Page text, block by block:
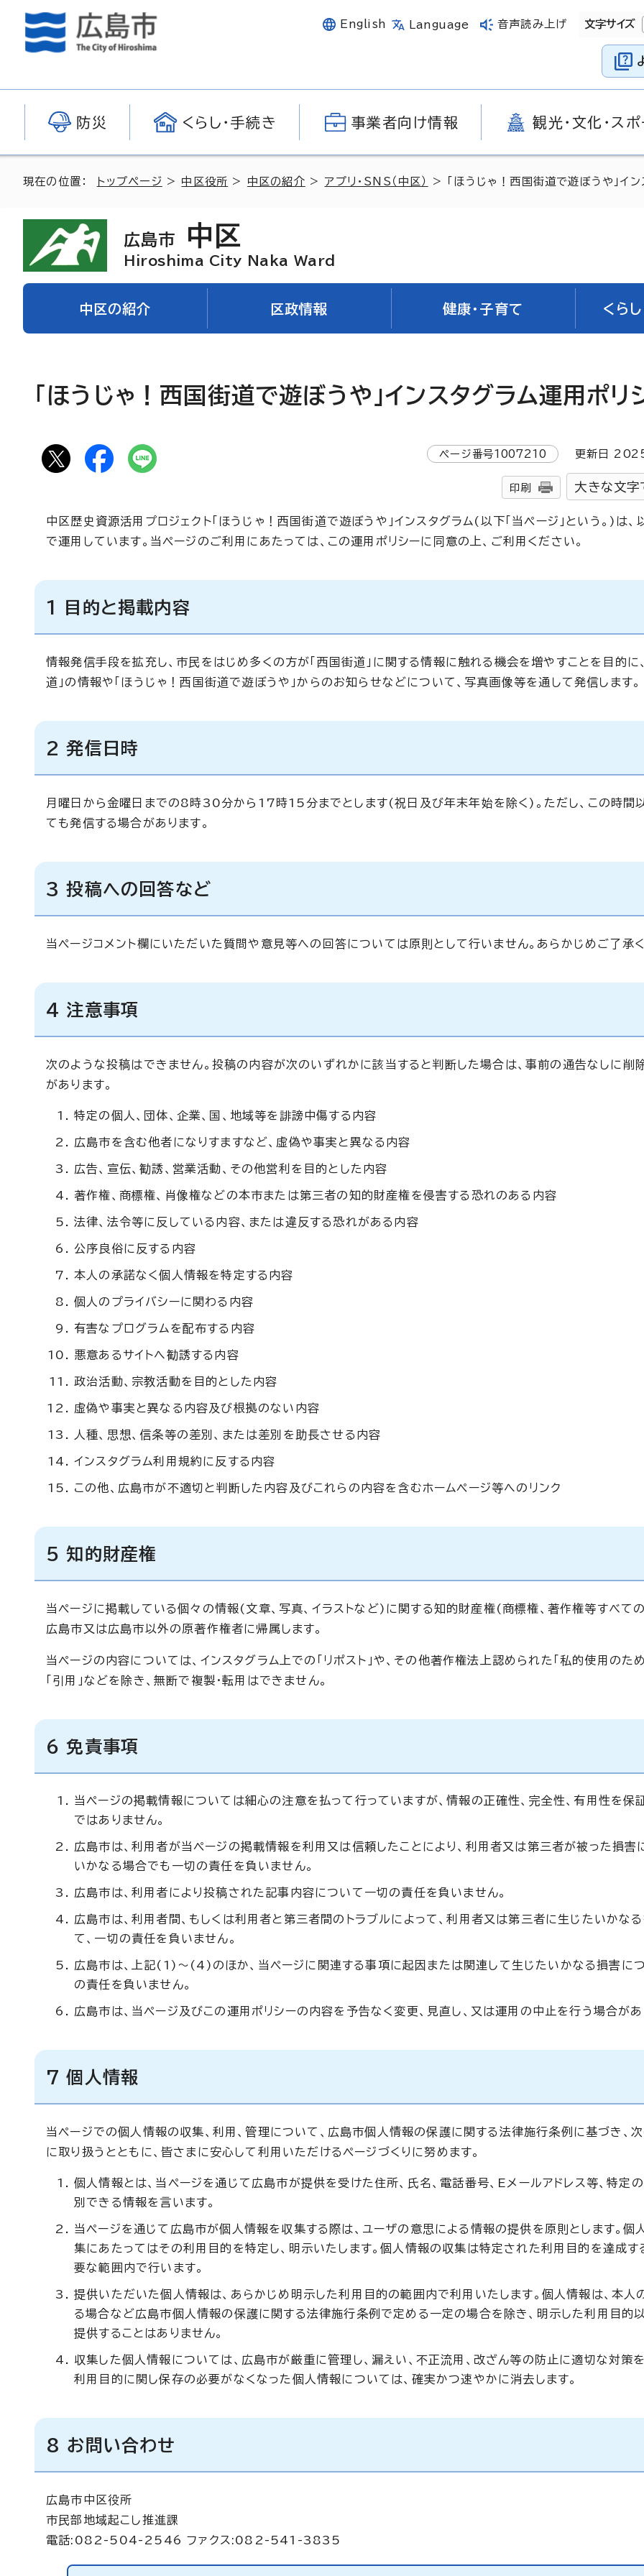
English Language 音声読み上げ 文字サイズ
防災 くらし・手続き 事業者向け情報 観光・文化・ス
現在の位置： トップページ > 中区役所 > 中区の紹介 > アプリ・SNS（中区） > 「ほうじゃ！西国街道で遊ぼうや」イ
広島市 中区
Hiroshima City Naka Ward
中区の紹介 区政情報 健康・子育て くら
「ほうじゃ！西国街道で遊ぼうや」インスタグラム運用ポリ
ページ番号1007210 更新日
印刷 大きな文字
中区歴史資源活用プロジェクト「ほうじゃ！西国街道で遊ぼうや」インスタグラム(以下「当ページ」という。)は、
で運用しています。当ページのご利用にあたっては、この運用ポリシーに同意の上、ご利用ください。
1 目的と掲載内容
情報発信手段を拡充し、市民をはじめ多くの方が「西国街道」に関する情報に触れる機会を増やすことを目的に
道」の情報や「ほうじゃ！西国街道で遊ぼうや」からのお知らせなどについて、写真画像等を通して発信します。
2 発信日時
月曜日から金曜日までの8時30分から17時15分までとします(祝日及び年末年始を除く)。ただし、この時間
ても発信する場合があります。
3 投稿への回答など
当ページコメント欄にいただいた質問や意見等への回答については原則として行いません。あらかじめご了承く
4 注意事項
次のような投稿はできません。投稿の内容が次のいずれかに該当すると判断した場合は、事前の通告なしに削
があります。
特定の個人、団体、企業、国、地域等を誹謗中傷する内容
広島市を含む他者になりすますなど、虚偽や事実と異なる内容
広告、宣伝、勧誘、営業活動、その他営利を目的とした内容
著作権、商標権、肖像権などの本市または第三者の知的財産権を侵害する恐れのある内容
法律、法令等に反している内容、または違反する恐れがある内容
公序良俗に反する内容
本人の承諾なく個人情報を特定する内容
個人のプライバシーに関わる内容
有害なプログラムを配布する内容
悪意あるサイトへ勧誘する内容
政治活動、宗教活動を目的とした内容
虚偽や事実と異なる内容及び根拠のない内容
人種、思想、信条等の差別、または差別を助長させる内容
インスタグラム利用規約に反する内容
この他、広島市が不適切と判断した内容及びこれらの内容を含むホームページ等へのリンク
5 知的財産権
当ページに掲載している個々の情報(文章、写真、イラストなど)に関する知的財産権(商標権、著作権等すべての
広島市又は広島市以外の原著作権者に帰属します。
当ページの内容については、インスタグラム上での「リポスト」や、その他著作権法上認められた「私的使用のた
「引用」などを除き、無断で複製・転用はできません。
6 免責事項
当ページの掲載情報については細心の注意を払って行っていますが、情報の正確性、完全性、有用性を保
ではありません。
広島市は、利用者が当ページの掲載情報を利用又は信頼したことにより、利用者又は第三者が被った損害
いかなる場合でも一切の責任を負いません。
広島市は、利用者により投稿された記事内容について一切の責任を負いません。
広島市は、利用者間、もしくは利用者と第三者間のトラブルによって、利用者又は第三者に生じたいかな
て、一切の責任を負いません。
広島市は、上記(1)～(4)のほか、当ページに関連する事項に起因または関連して生じたいかなる損害に
の責任を負いません。
広島市は、当ページ及びこの運用ポリシーの内容を予告なく変更、見直し、又は運用の中止を行う場合があ
7 個人情報
当ページでの個人情報の収集、利用、管理について、広島市個人情報の保護に関する法律施行条例に基づき、
に取り扱うとともに、皆さまに安心して利用いただけるページづくりに努めます。
個人情報とは、当ページを通じて広島市が提供を受けた住所、氏名、電話番号、Eメールアドレス等、特定
別できる情報を言います。
当ページを通じて広島市が個人情報を収集する際は、ユーザの意思による情報の提供を原則とします。個
集にあたってはその利用目的を特定し、明示いたします。個人情報の収集は特定された利用目的を達成す
要な範囲内で行います。
提供いただいた個人情報は、あらかじめ明示した利用目的の範囲内で利用いたします。個人情報は、本人
る場合など広島市個人情報の保護に関する法律施行条例で定める一定の場合を除き、明示した利用目的以
提供することはありません。
収集した個人情報については、広島市が厳重に管理し、漏えい、不正流用、改ざん等の防止に適切な対策を
利用目的に関し保存の必要がなくなった個人情報については、確実かつ速やかに消去します。
8 お問い合わせ
広島市中区役所
市民部地域起こし推進課
電話:082-504-2546 ファクス:082-541-3835